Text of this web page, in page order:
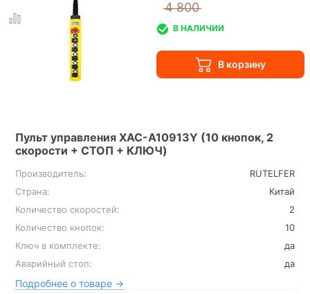
Пульт управления XAC-A10913Y (10 кнопок, 2
скорости + СТОП + КЛЮЧ)
Производитель:
RUTELFER
Страна:
Китай
Количество скоростей:
2
Количество кнопок:
10
Ключ в комплекте:
да
Аварийный стоп:
да
Подробнее о товаре →
4 800
В НАЛИЧИИ